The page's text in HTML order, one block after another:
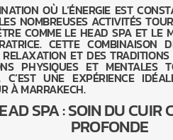
OÙ L’ÉNERGIE EST
NOMBREUSES ACTIVITÉS
COMME LE HEAD SPA ET LE
CETTE
ET DES
PHYSIQUES ET MENTALES
C’EST UNE EXPÉRIENCE
À MARRAKECH.
SPA : SOIN DU
PROFONDE